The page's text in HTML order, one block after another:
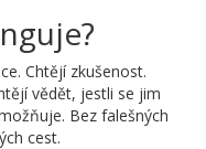
Chtějí zkušenost.
vědět, jestli se jim
Bez falešných
cest.